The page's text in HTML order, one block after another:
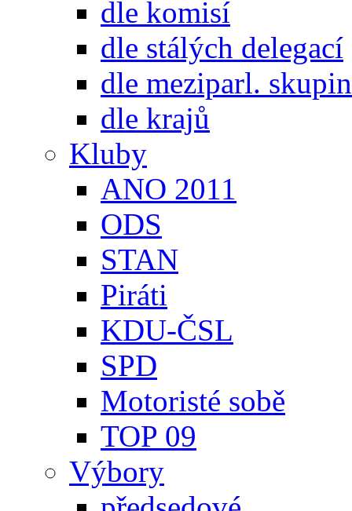
dle komisí
dle stálých delegací
dle meziparl. skupin
dle krajů
Kluby
ANO 2011
ODS
STAN
Piráti
KDU-ČSL
SPD
Motoristé sobě
TOP 09
Výbory